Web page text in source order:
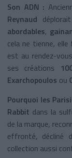
Son ADN :
Reynaud
abordables,
cela ne tienne, elle
est au rendez-
ses créations
Exarchopoulos ou
Pourquoi les
Rabbit dans la
de la marque,
effronté, décliné
collection aussi